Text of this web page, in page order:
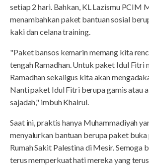
setiap 2 hari. Bahkan, KL Lazismu PCIM
menambahkan paket bantuan sosial
kaki dan celana training.
"Paket bansos kemarin memang kita
tengah Ramadhan. Untuk paket Idul Fitri
Ramadhan sekaligus kita akan
Nanti paket Idul Fitri berupa gamis atau
sajadah," imbuh Khairul.
Saat ini, praktis hanya Muhammadiyah
menyalurkan bantuan berupa paket buka
Rumah Sakit Palestina di Mesir. Semoga
terus memperkuat hati mereka yang